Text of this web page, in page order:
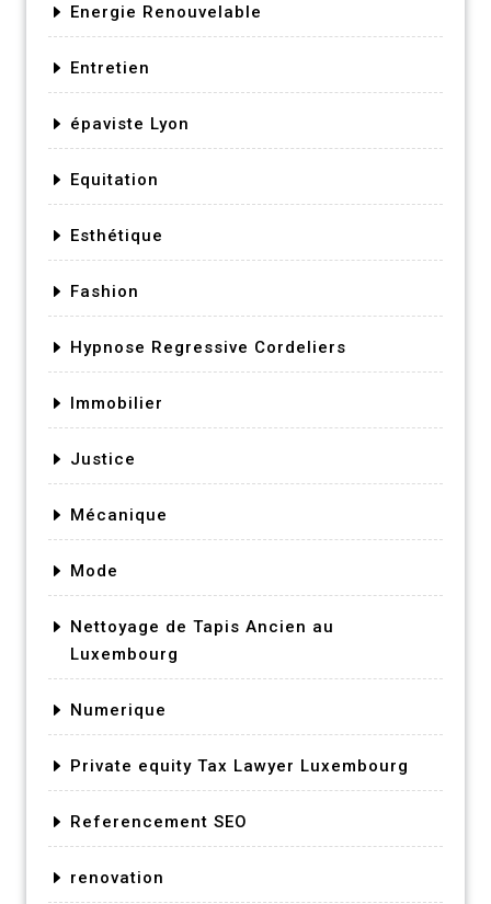
Energie Renouvelable
Entretien
épaviste Lyon
Equitation
Esthétique
Fashion
Hypnose Regressive Cordeliers
Immobilier
Justice
Mécanique
Mode
Nettoyage de Tapis Ancien au
Luxembourg
Numerique
Private equity Tax Lawyer Luxembourg
Referencement SEO
renovation